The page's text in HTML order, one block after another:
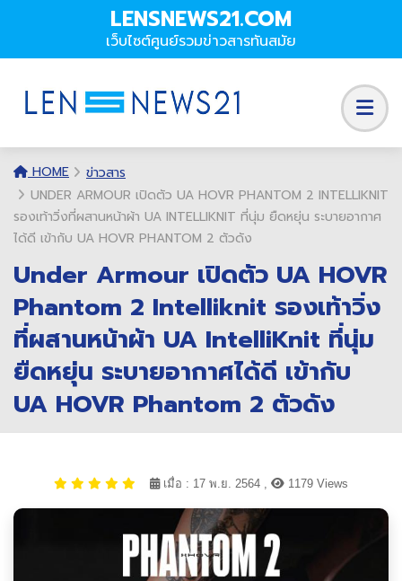
LENSNEWS21.COM
เว็บไซต์ศูนย์รวมข่าวสารทันสมัย
HOME
ข่าวสาร
UNDER ARMOUR เปิดตัว UA HOVR PHANTOM 2 INTELLIKNIT
รองเท้าวิ่งที่ผสานหน้าผ้า UA INTELLIKNIT ที่นุ่ม ยืดหยุ่น ระบายอากาศ
ได้ดี เข้ากับ UA HOVR PHANTOM 2 ตัวดัง
Under Armour เปิดตัว UA HOVR
Phantom 2 Intelliknit รองเท้าวิ่ง
ที่ผสานหน้าผ้า UA IntelliKnit ที่นุ่ม
ยืดหยุ่น ระบายอากาศได้ดี เข้ากับ
UA HOVR Phantom 2 ตัวดัง
เมื่อ : 17 พ.ย. 2564 , 1179 Views